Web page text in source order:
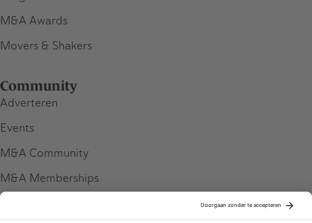
M&A Awards
Movers & Shakers
Community
Adverteren
Events
M&A Community
M&A Memberships